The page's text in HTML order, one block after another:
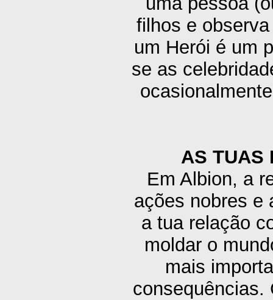
filhos e
um Herói é um
se as
AS TUAS
Em Albion, a
ações nobres e
a tua relação
moldar o
mais
consequências.